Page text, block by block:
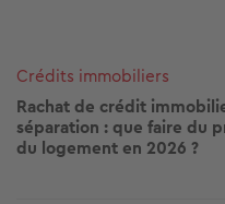
Crédits immobiliers
Rachat de crédit
séparation : que faire du
du logement en 2026 ?